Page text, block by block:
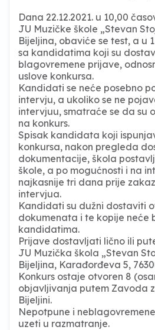
Dana 22.12.2021. u 10,00
JU Muzičke škole „Stevan
Bijeljina, obaviće se test, a u
sa kandidatima koji su
blagovremene prijave,
uslove konkursa.
Kandidati se neće posebno
intervju, a ukoliko se ne
intervjuu, smatraće se da su
na konkurs.
Spisak kandidata koji
konkursa, nakon pregleda
dokumentacije, škola
škole, a po mogućnosti i na
najkasnije tri dana prije
intervjua.
Kandidati su dužni dostaviti
dokumenata i te kopije neće
kandidatima.
Prijave dostavljati lično ili
JU Muzička škola „Stevan
Bijeljina, Karađorđeva 5,
Konkurs ostaje otvoren 8
objavljivanja putem Zavoda
Bijeljini.
Nepotpune i
uzeti u razmatranje.